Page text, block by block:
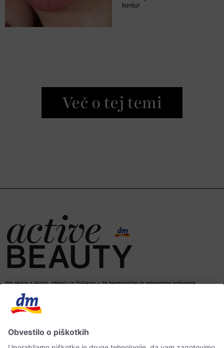
kontur.
Več o tej temi
dm revija o lepoti, zdravju in življenju – za harmonično in odgovorno sobivanje.